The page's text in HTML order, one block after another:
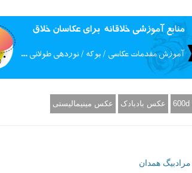
عکس بادبادک عکس مینیمالیستی